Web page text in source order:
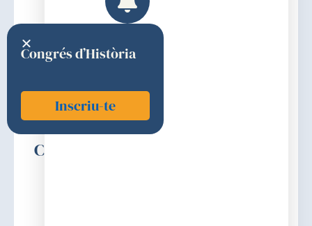
Campaner i Noceras, Joan Ramon
Congrés d’Història
Inscriu-te